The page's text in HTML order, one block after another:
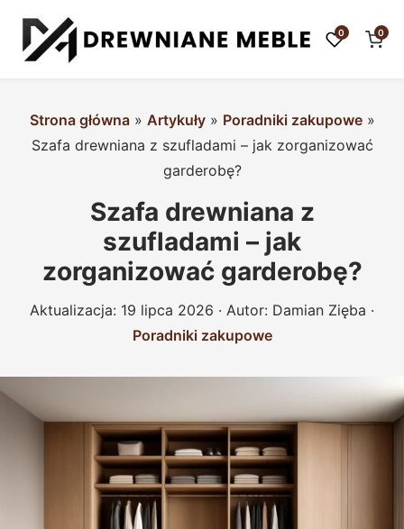
0 0
Strona główna» Artykuły» Poradniki zakupowe»
Szafa drewniana z szufladami – jak zorganizować
garderobę?
Szafa drewniana z
szufladami – jak
zorganizować garderobę?
Aktualizacja: 19 lipca 2026 · Autor: Damian Zięba ·
Poradniki zakupowe